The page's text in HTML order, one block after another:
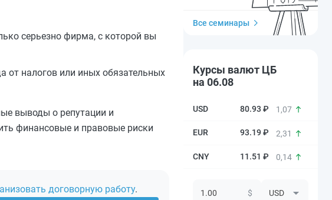
серьезно фирма, с которой вы
от налогов или иных обязательных
выводы о репутации и
финансовые и правовые риски
договорную работу.
Все семинары
Курсы валют ЦБ
на 06.08
80.93 ₽ 1,07
93.19 ₽ 2,31
11.51 ₽ 0,14
$